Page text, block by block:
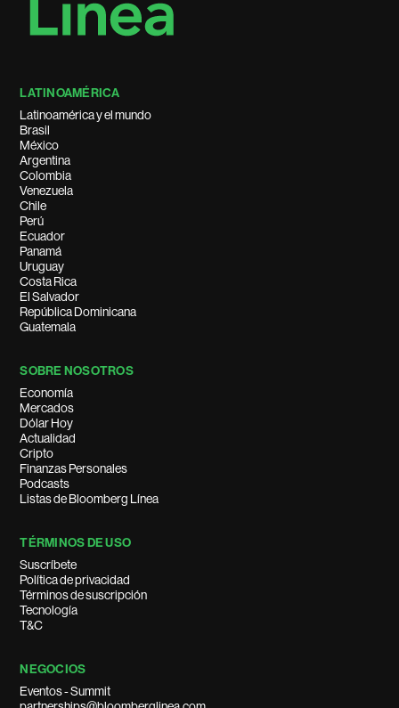
LATINOAMÉRICA
Latinoamérica y el mundo
Brasil
México
Argentina
Colombia
Venezuela
Chile
Perú
Ecuador
Panamá
Uruguay
Costa Rica
El Salvador
República Dominicana
Guatemala
SOBRE NOSOTROS
Economía
Mercados
Dólar Hoy
Actualidad
Cripto
Finanzas Personales
Podcasts
Listas de Bloomberg Línea
TÉRMINOS DE USO
Suscríbete
Política de privacidad
Términos de suscripción
Tecnología
T&C
NEGOCIOS
Eventos - Summit